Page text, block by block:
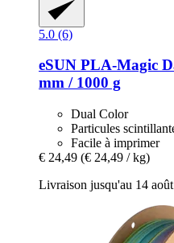
5.0 (6)
eSUN PLA-​Magic
mm / 1000 g
Dual Color
Particules
Facile à imprimer
€ 24,49 (€ 24,49 / kg)
Livraison jusqu'au 14 août